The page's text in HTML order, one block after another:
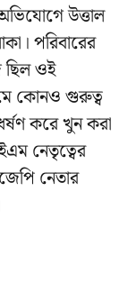
উত্তাল
পরিবারের
ছিল ওই
কোনও গুরুত্ব
করে খুন করা
নেতৃত্বের
নেতার